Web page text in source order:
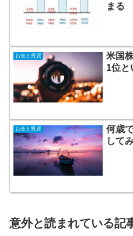
まる
お金と投資
米国
1位と
お金と投資
何歳
して
意外と読まれている記